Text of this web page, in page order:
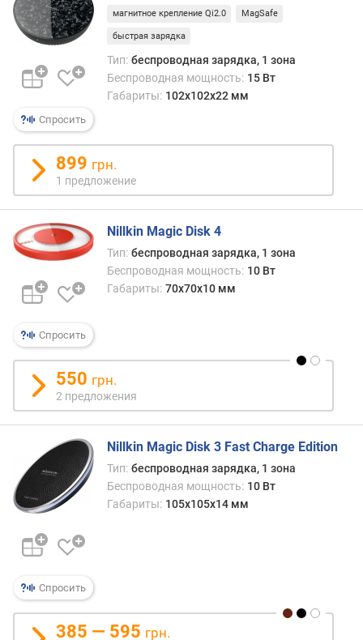
и
о
д
е
е
в
ы
х
к
д
о
р
о
г
и
о
т
д
о
р
к
д
е
ш
в
ы
м
Спросить
магнитное крепление Qi2.0 MagSafe
быстрая зарядка
Тип: беспроводная зарядка, 1 зона
Беспроводная мощность: 15 Вт
Габариты: 102x102x22 мм
899 грн.
1 предложение
Спросить
Nillkin Magic Disk 4
Тип: беспроводная зарядка, 1 зона
Беспроводная мощность: 10 Вт
Габариты: 70x70x10 мм
550 грн.
2 предложения
Спросить
Nillkin Magic Disk 3 Fast Charge Edition
Тип: беспроводная зарядка, 1 зона
Беспроводная мощность: 10 Вт
Габариты: 105x105x14 мм
385 — 595 грн.